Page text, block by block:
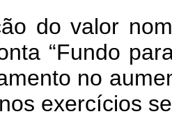
do valor
“Fundo
no
exercícios